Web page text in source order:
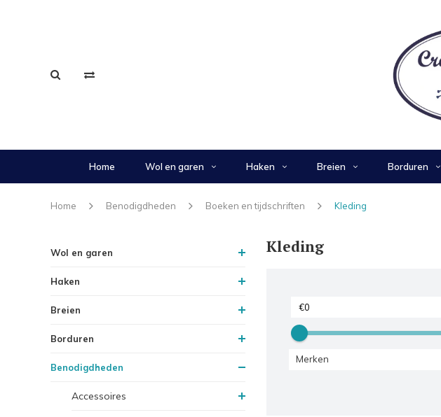
Home Wol en garen Haken Breien Borduren
Home Benodigdheden Boeken en tijdschriften Kleding
Wol en garen
Haken
Breien
Borduren
Benodigdheden
Accessoires
Kleding
Merken